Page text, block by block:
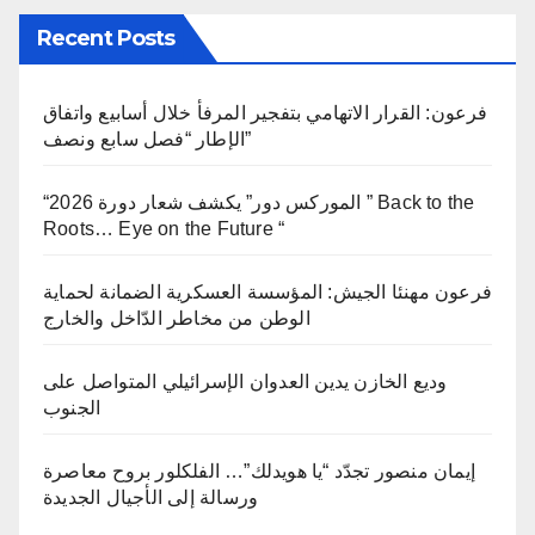
Recent Posts
فرعون: القرار الاتهامي بتفجير المرفأ خلال أسابيع واتفاق
الإطار “فصل سابع ونصف”
“الموركس دور” يكشف شعار دورة 2026 ” Back to the
Roots… Eye on the Future “
فرعون مهنئا الجيش: المؤسسة العسكرية الضمانة لحماية
الوطن من مخاطر الدّاخل والخارج
وديع الخازن يدين العدوان الإسرائيلي المتواصل على
الجنوب
إيمان منصور تجدّد “يا هويدلك”… الفلكلور بروح معاصرة
ورسالة إلى الأجيال الجديدة